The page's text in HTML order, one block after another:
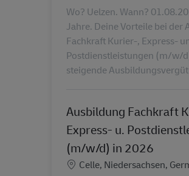
Wo? Uelzen. Wann?
Jahre. Deine Vorteile bei der
Fachkraft Kurier-, Express-
Postdienstleistungen (m/w/
steigende
Ausbildung Fachkraft
Express- u.
(m/w/d) in 2026
Standort
Celle, Niedersachsen,